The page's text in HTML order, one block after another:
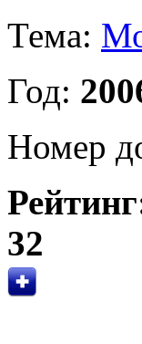
Тема:
Год:
Номер
32